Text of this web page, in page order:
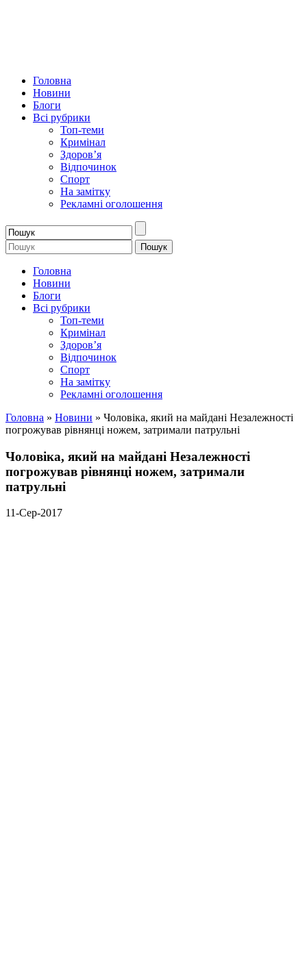
Головна
Новини
Блоги
Всі рубрики
Топ-теми
Кримінал
Здоров’я
Відпочинок
Спорт
На замітку
Рекламні оголошення
Головна
Новини
Блоги
Всі рубрики
Топ-теми
Кримінал
Здоров’я
Відпочинок
Спорт
На замітку
Рекламні оголошення
Головна » Новини » Чоловіка, який на майдані Незалежності
погрожував рівнянці ножем, затримали патрульні
Чоловіка, який на майдані Незалежності
погрожував рівнянці ножем, затримали
патрульні
11-Сер-2017